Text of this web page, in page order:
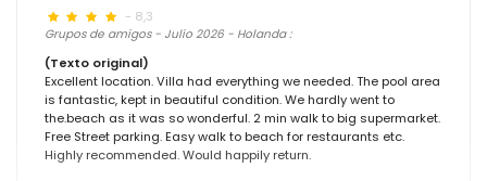
- 8,3
Grupos de amigos - Julio 2026 - Holanda :
(Texto original)
Excellent location. Villa had everything we needed. The pool area
is fantastic, kept in beautiful condition. We hardly went to
the.beach as it was so wonderful. 2 min walk to big supermarket.
Free Street parking. Easy walk to beach for restaurants etc.
Highly recommended. Would happily return.